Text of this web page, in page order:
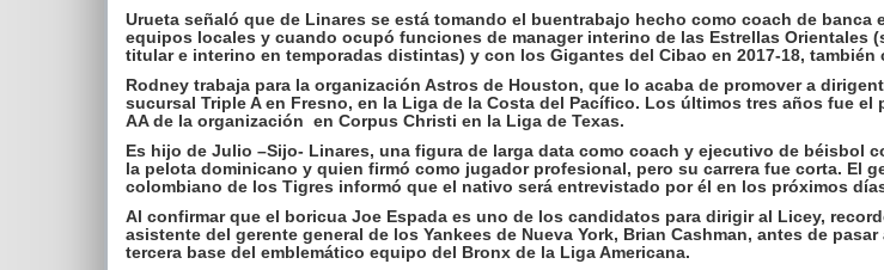
Urueta señaló que de Linares se está tomando el buentrabajo hecho como coach de banca
equipos locales y cuando ocupó funciones de manager interino de las Estrellas Orientales
titular e interino en temporadas distintas) y con los Gigantes del Cibao en 2017-18, también
Rodney trabaja para la organización Astros de Houston, que lo acaba de promover a
sucursal Triple A en Fresno, en la Liga de la Costa del Pacífico. Los últimos tres años fue el
AA de la organización en Corpus Christi en la Liga de Texas.
Es hijo de Julio –Sijo- Linares, una figura de larga data como coach y ejecutivo de béisbol
la pelota dominicano y quien firmó como jugador profesional, pero su carrera fue corta. El
colombiano de los Tigres informó que el nativo será entrevistado por él en los próximos
Al confirmar que el boricua Joe Espada es uno de los candidatos para dirigir al Licey,
asistente del gerente general de los Yankees de Nueva York, Brian Cashman, antes de pasar
tercera base del emblemático equipo del Bronx de la Liga Americana.